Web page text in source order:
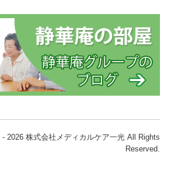
2026 株式会社メディカルケア一光 All Rights
Reserved.